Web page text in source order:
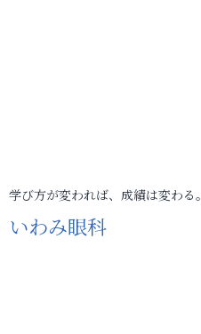
学び方が変われば、成績は変わる。
いわみ眼科